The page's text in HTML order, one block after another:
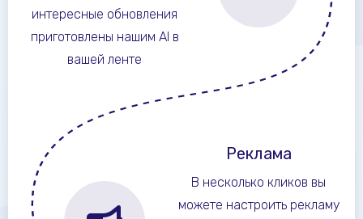
интересные обновления
приготовлены нашим AI в
вашей ленте
Реклама
В несколько кликов вы
можете настроить рекламу